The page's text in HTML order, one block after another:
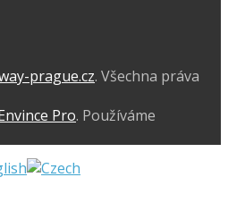
prague.cz. Všechna práva
Pro. Používáme